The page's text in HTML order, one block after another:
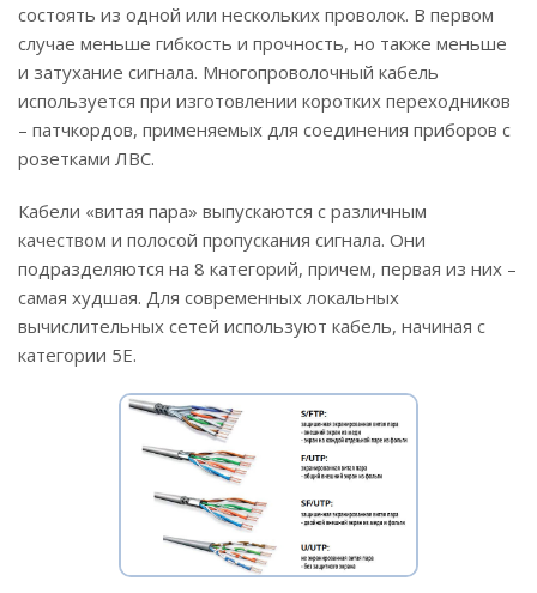
состоять из одной или нескольких проволок. В первом
случае меньше гибкость и прочность, но также меньше
и затухание сигнала. Многопроволочный кабель
используется при изготовлении коротких переходников
– патчкордов, применяемых для соединения приборов с
розетками ЛВС.
Кабели «витая пара» выпускаются с различным
качеством и полосой пропускания сигнала. Они
подразделяются на 8 категорий, причем, первая из них –
самая худшая. Для современных локальных
вычислительных сетей используют кабель, начиная с
категории 5Е.